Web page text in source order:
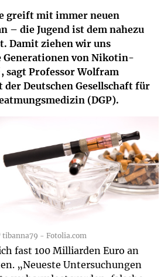
greift mit immer neuen
– die Jugend ist dem nahezu
Damit ziehen wir uns
von Nikotin-
sagt Professor Wolfram
Deutschen Gesellschaft für
(DGP).
- Fotolia.com
fast 100 Milliarden Euro an
„Neueste Untersuchungen